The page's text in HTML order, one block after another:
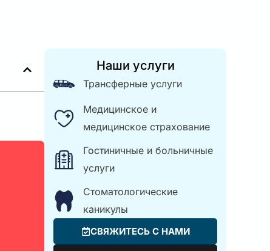
Наши услуги
Трансферные услуги
Медицинское и
медицинское страхование
Гостиничные и больничные
услуги
Стоматологические
каникулы
СВЯЖИТЕСЬ С НАМИ